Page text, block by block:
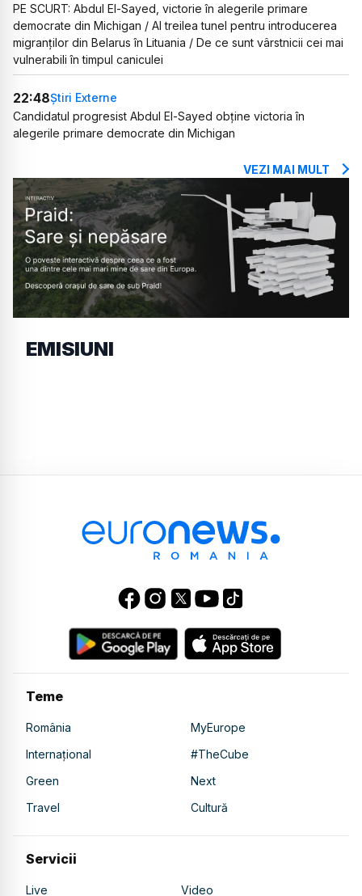
PE SCURT: Abdul El-Sayed, victorie în alegerile primare
democrate din Michigan / Al treilea tunel pentru introducerea
migranților din Belarus în Lituania / De ce sunt vârstnicii cei mai
vulnerabili în timpul caniculei
22:48Știri Externe
Candidatul progresist Abdul El-Sayed obține victoria în
alegerile primare democrate din Michigan
VEZI MAI MULT
EMISIUNI
Teme
România
MyEurope
Internațional
#TheCube
Green
Next
Travel
Cultură
Servicii
Live Video